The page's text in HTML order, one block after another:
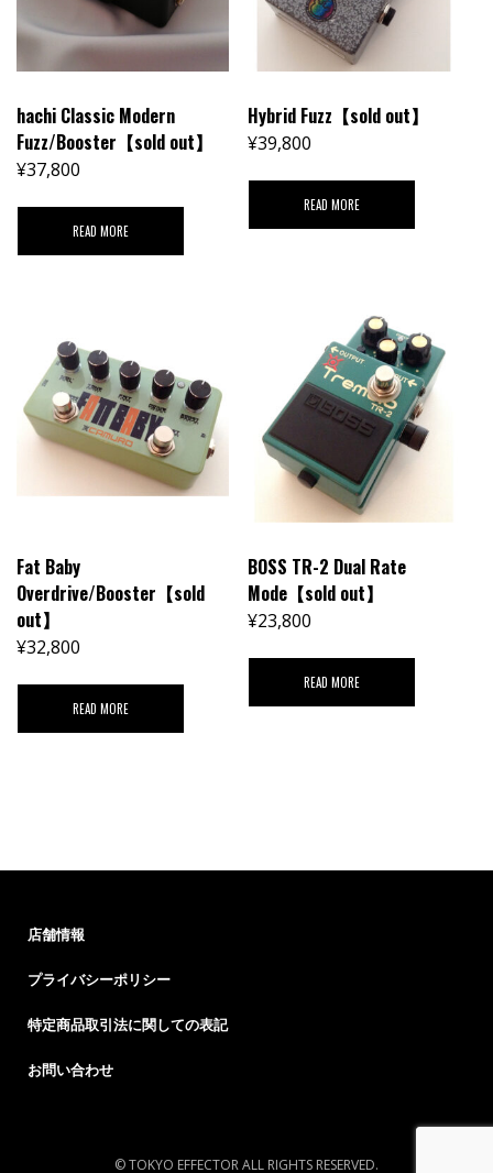
hachi Classic Modern
Fuzz/Booster【sold out】
¥37,800
READ MORE
Hybrid Fuzz【sold out】
¥39,800
READ MORE
Fat Baby
Overdrive/Booster【sold
out】
¥32,800
READ MORE
BOSS TR-2 Dual Rate
Mode【sold out】
¥23,800
READ MORE
店舗情報
プライバシーポリシー
特定商品取引法に関しての表記
お問い合わせ
© TOKYO EFFECTOR ALL RIGHTS RESERVED.